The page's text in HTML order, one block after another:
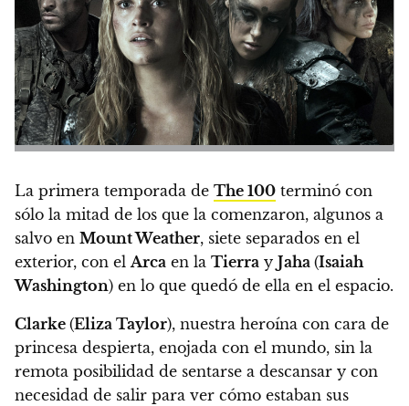
La primera temporada de The 100 terminó con
sólo la mitad de los que la comenzaron, algunos a
salvo en Mount Weather, siete separados en el
exterior, con elArca en la Tierra y Jaha (Isaiah
Washington) en lo que quedó de ella en el espacio.
Clarke (Eliza Taylor), nuestra heroína con cara de
princesa despierta, enojada con el mundo, sin la
remota posibilidad de sentarse a descansar y con
necesidad de salir para ver cómo estaban sus